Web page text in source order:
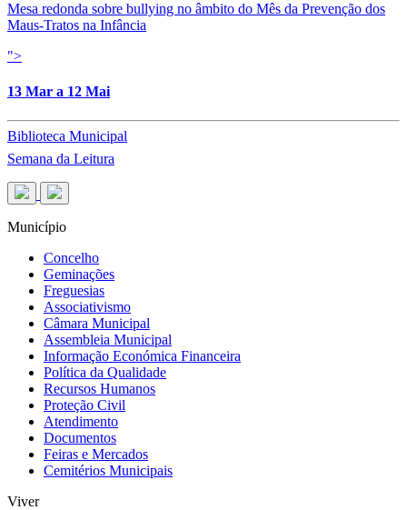
Mesa redonda sobre bullying no âmbito do Mês da Prevenção dos
Maus-Tratos na Infância
">
13 Mar a 12 Mai
Biblioteca Municipal
Semana da Leitura
Município
Concelho
Geminações
Freguesias
Associativismo
Câmara Municipal
Assembleia Municipal
Informação Económica Financeira
Política da Qualidade
Recursos Humanos
Proteção Civil
Atendimento
Documentos
Feiras e Mercados
Cemitérios Municipais
Viver